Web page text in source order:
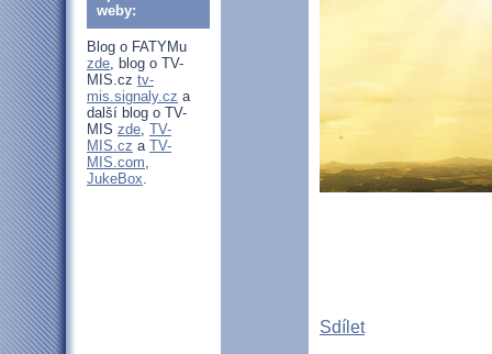
weby:
Blog o FATYMu
zde, blog o TV-
MIS.cz tv-
mis.signaly.cz a
další blog o TV-
MIS zde, TV-
MIS.cz a TV-
MIS.com,
JukeBox.
Sdílet